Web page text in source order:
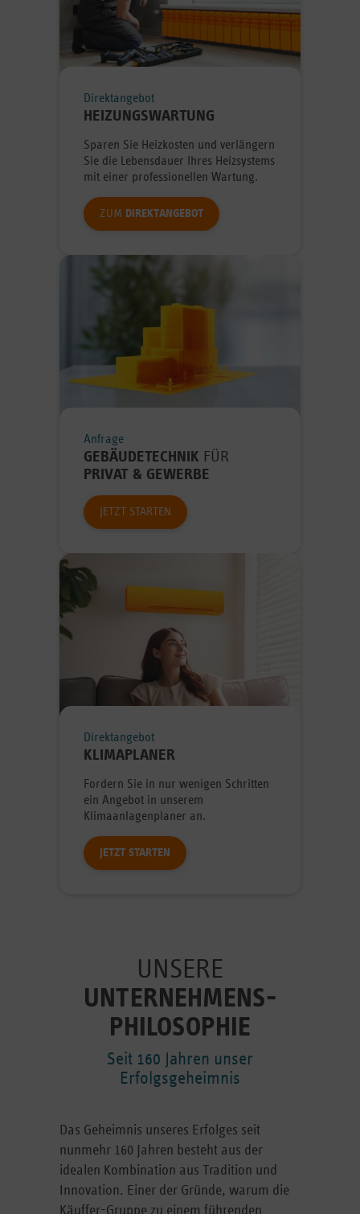
Direktangebot
HEIZUNGSWARTUNG
Sparen Sie Heizkosten und verlängern
Sie die Lebensdauer Ihres Heizsystems
mit einer professionellen Wartung.
ZUM DIREKTANGEBOT
Anfrage
GEBÄUDETECHNIK FÜR
PRIVAT & GEWERBE
JETZT STARTEN
Direktangebot
KLIMAPLANER
Fordern Sie in nur wenigen Schritten
ein Angebot in unserem
Klimaanlagenplaner an.
JETZT STARTEN
UNSERE
UNTERNEHMENS­
PHILOSOPHIE
Seit 160 Jahren unser
Erfolgsgeheimnis
Das Geheimnis unseres Erfolges seit
nunmehr 160 Jahren besteht aus der
idealen Kombination aus Tradition und
Innovation. Einer der Gründe, warum die